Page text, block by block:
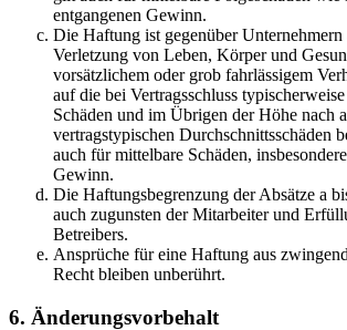
entgangenen Gewinn.
Die Haftung ist gegenüber Unternehmern
Verletzung von Leben, Körper und
vorsätzlichem oder grob fahrlässigem
auf die bei Vertragsschluss
Schäden und im Übrigen der Höhe nach
vertragstypischen Durchschnittsschäden
auch für mittelbare Schäden,
Gewinn.
Die Haftungsbegrenzung der Absätze a
auch zugunsten der Mitarbeiter und
Betreibers.
Ansprüche für eine Haftung aus
Recht bleiben unberührt.
6. Änderungsvorbehalt